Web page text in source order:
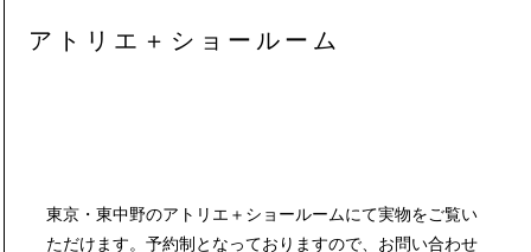
アトリエ＋ショールーム
東京・東中野のアトリエ＋ショールームにて実物をご覧い
ただけます。予約制となっておりますので、お問い合わせ